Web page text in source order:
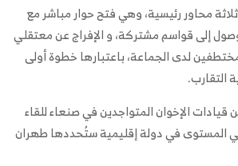
محاور رئيسية، وهي فتح حوار مباشر مع
إلى قواسم مشتركة، و الإفراج عن معتقلي
لدى الجماعة، باعتبارها خطوة أولى
التقارب.
الإخوان المتواجدين في صنعاء للقاء
المستوى في دولة إقليمية ستُحددها طهران